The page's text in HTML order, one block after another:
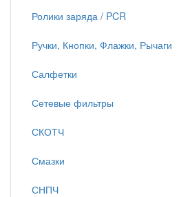
Ролики заряда / PCR
Ручки, Кнопки, Флажки, Рычаги
Салфетки
Сетевые фильтры
СКОТЧ
Смазки
СНПЧ